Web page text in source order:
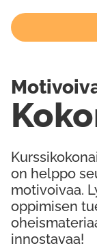
on helppo
motivoivaa.
oppimisen
innostavaa!